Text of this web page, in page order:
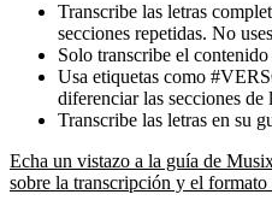
Transcribe las letras
secciones repetidas. No
Solo transcribe el
Usa etiquetas como
diferenciar las secciones de
Transcribe las letras en su
Echa un vistazo a la guía de
sobre la transcripción y el formato